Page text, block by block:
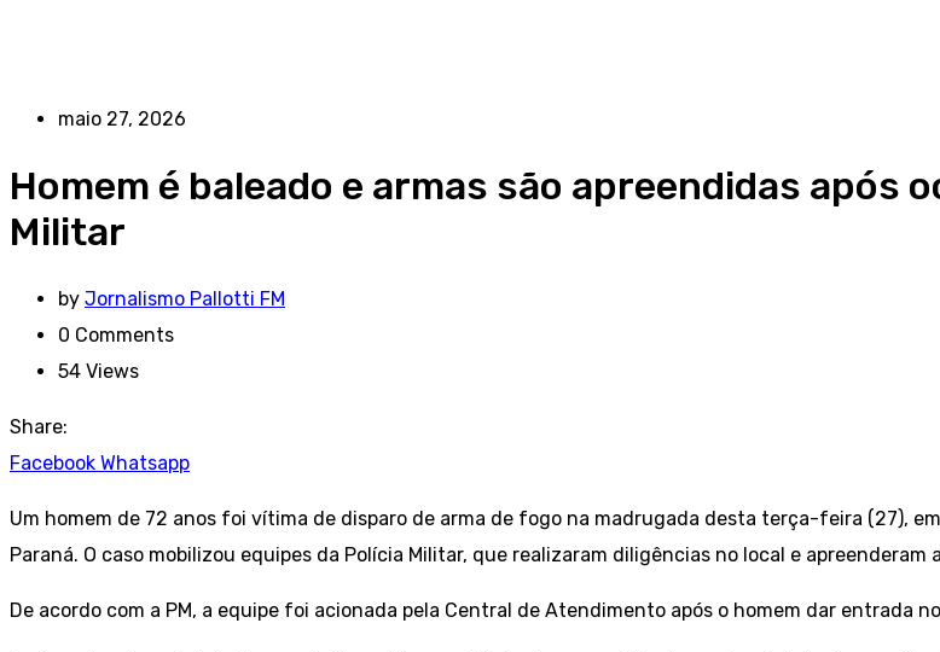
maio 27, 2026
Homem é baleado e armas são apreendidas após
Militar
by Jornalismo Pallotti FM
0 Comments
54 Views
Share:
Facebook Whatsapp
Um homem de 72 anos foi vítima de disparo de arma de fogo na madrugada desta terça-feira (27),
Paraná. O caso mobilizou equipes da Polícia Militar, que realizaram diligências no local e apreenderam
De acordo com a PM, a equipe foi acionada pela Central de Atendimento após o homem dar entrada